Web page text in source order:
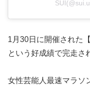
1月30日に開催された
という好成績で完走さ
女性芸能人最速マラソ